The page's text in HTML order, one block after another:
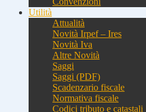
Utilità
Attualità
Novità Irpef – Ires
Novità Iva
Altre Novità
Saggi
Saggi (PDF)
Scadenzario fiscale
Normativa fiscale
Codici tributo e catastali